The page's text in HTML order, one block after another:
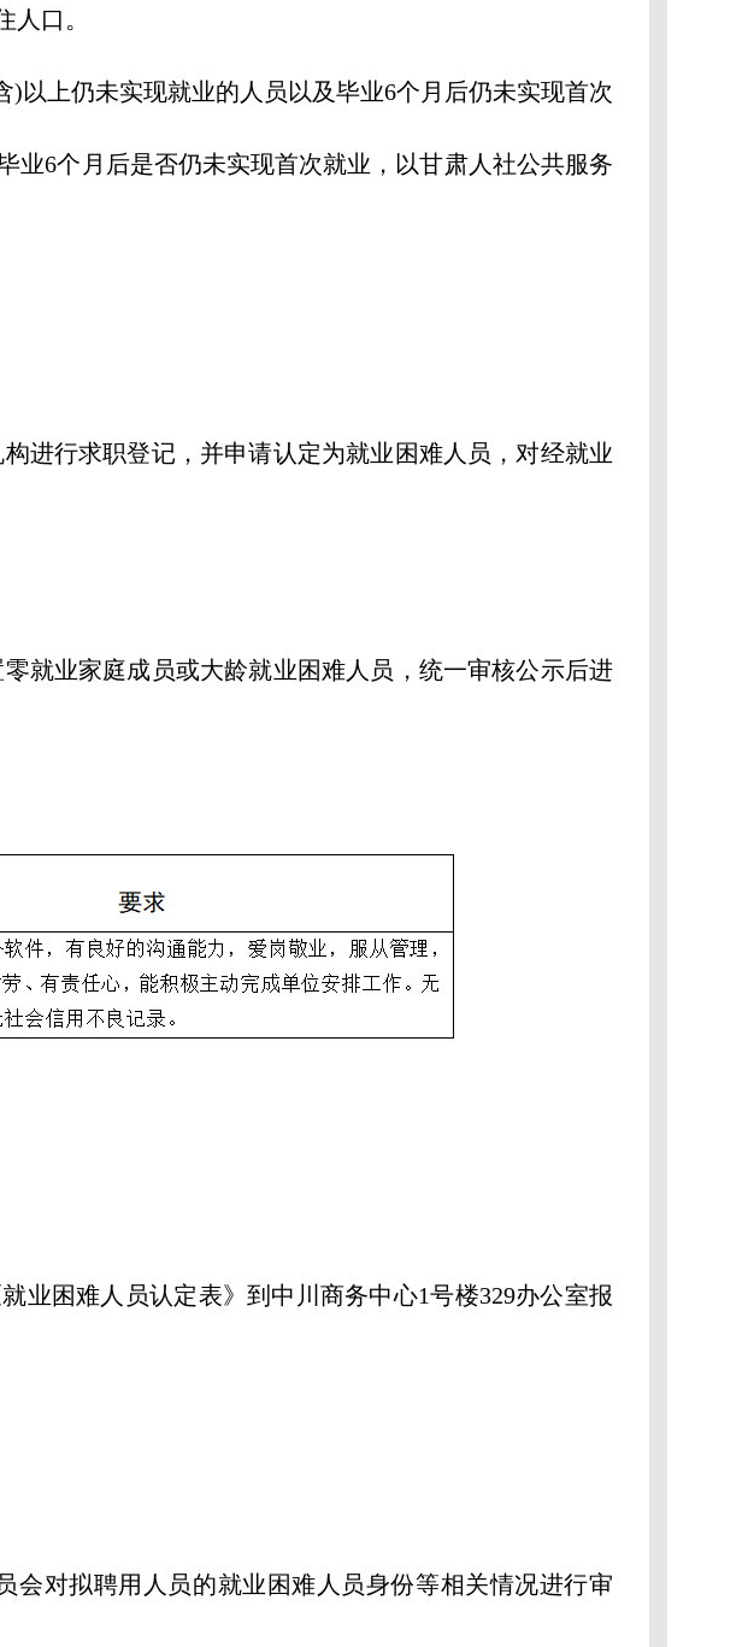
口。
上仍未实现就业的人员以及毕业6个月后仍未实现首次
业6个月后是否仍未实现首次就业，以甘肃人社公共服务
行求职登记，并申请认定为就业困难人员，对经就业
业家庭成员或大龄就业困难人员，统一审核公示后进
困难人员认定表》到中川商务中心1号楼329办公室报
对拟聘用人员的就业困难人员身份等相关情况进行审